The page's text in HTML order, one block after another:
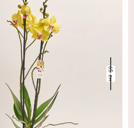
65 см